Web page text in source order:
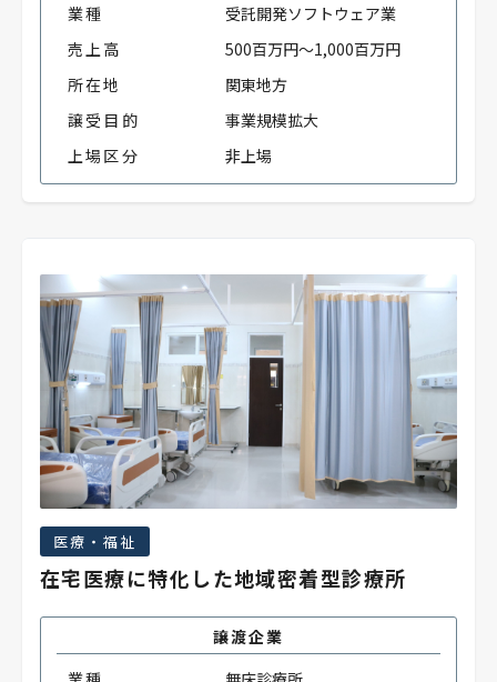
業種
受託開発ソフトウェア業
売上高
500百万円～1,000百万円
所在地
関東地方
譲受目的
事業規模拡大
上場区分
非上場
医療・福祉
在宅医療に特化した地域密着型診療所
譲渡企業